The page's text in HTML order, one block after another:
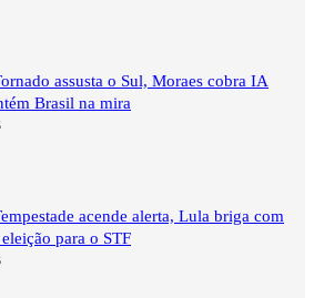
assusta o Sul, Moraes cobra IA
Brasil na mira
acende alerta, Lula briga com
para o STF